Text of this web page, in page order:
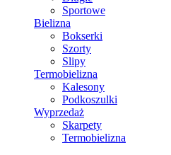
Sportowe
Bielizna
Bokserki
Szorty
Slipy
Termobielizna
Kalesony
Podkoszulki
Wyprzedaż
Skarpety
Termobielizna